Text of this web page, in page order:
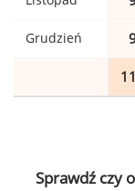
Grudzień
Sprawdź czy